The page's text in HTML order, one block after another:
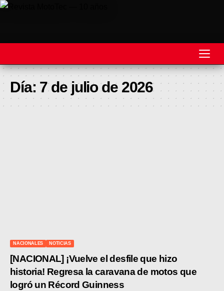
REVISTA
CROSS COUNTRY
MOTOS ACUÁTICAS
Día: 7 de julio de 2026
NACIONALES NOTICIAS
[NACIONAL] ¡Vuelve el desfile que hizo
historia! Regresa la caravana de motos que
logró un Récord Guinness